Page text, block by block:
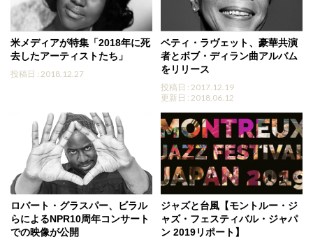
米メディアが特集「2018年に死
去したアーティストたち」
投稿日 : 2018.12.27
ベティ・ラヴェット、豪華共演
者とボブ・ディラン曲アルバム
をリリース
投稿日 : 2017.12.19
更新日 : 2018.06.12
ロバート・グラスパー、ビラル
らによるNPR10周年コンサート
での映像が公開
ジャズと台風【モントルー・ジ
ャズ・フェスティバル・ジャパ
ン 2019リポート】